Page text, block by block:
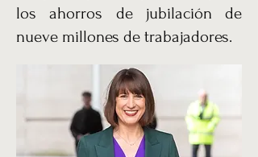
los ahorros de jubilación de
nueve millones de trabajadores.